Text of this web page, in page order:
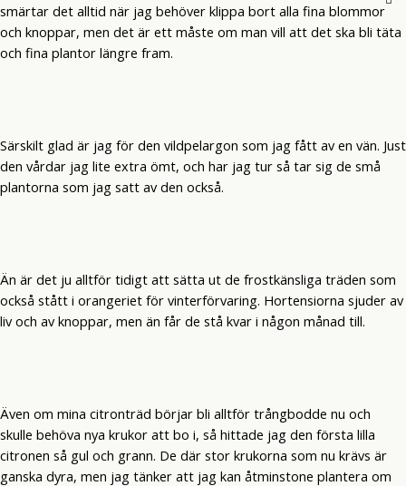
smärtar det alltid när jag behöver klippa bort alla fina blommor
och knoppar, men det är ett måste om man vill att det ska bli täta
och fina plantor längre fram.
Särskilt glad är jag för den vildpelargon som jag fått av en vän. Just
den vårdar jag lite extra ömt, och har jag tur så tar sig de små
plantorna som jag satt av den också.
Än är det ju alltför tidigt att sätta ut de frostkänsliga träden som
också stått i orangeriet för vinterförvaring. Hortensiorna sjuder av
liv och av knoppar, men än får de stå kvar i någon månad till.
Även om mina citronträd börjar bli alltför trångbodde nu och
skulle behöva nya krukor att bo i, så hittade jag den första lilla
citronen så gul och grann. De där stor krukorna som nu krävs är
ganska dyra, men jag tänker att jag kan åtminstone plantera om